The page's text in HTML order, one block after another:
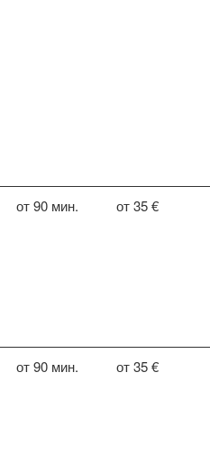
от 90 мин. от 35 €
от 90 мин. от 35 €